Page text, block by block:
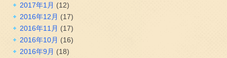
2017年1月 (12)
2016年12月 (17)
2016年11月 (17)
2016年10月 (16)
2016年9月 (18)